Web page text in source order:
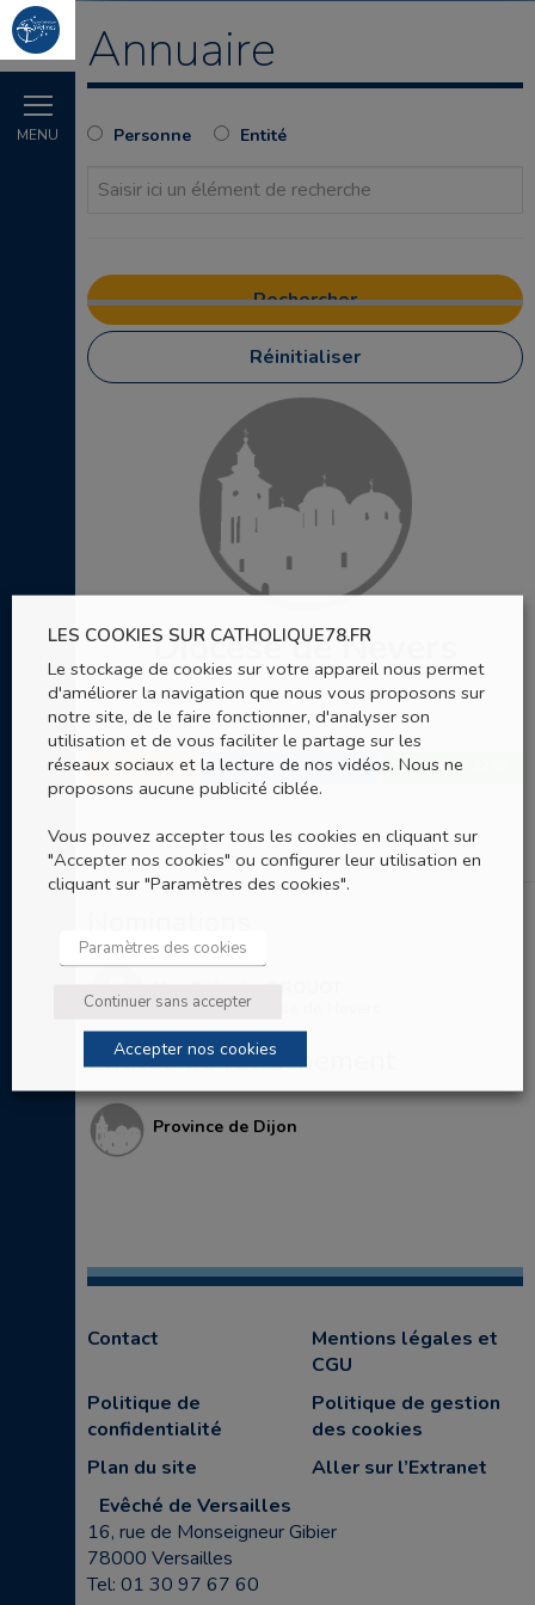
MENU
Annuaire
Personne Entité
Réinitialiser
Diocèse de Nevers
30, rue Saint-Benin
Nevers
SITE WEB ENVOYER UN EMAIL 03 86 61 29 65
Evêque du Diocèse de Nevers
Entités de rattachement
Province de Dijon
Contact
Mentions légales et
CGU
Politique de
confidentialité
Politique de gestion
des cookies
Plan du site
Aller sur l’Extranet
Evêché de Versailles
16, rue de Monseigneur Gibier
78000 Versailles
Tel: 01 30 97 67 60
LES COOKIES SUR CATHOLIQUE78.FR
Le stockage de cookies sur votre appareil nous permet
d'améliorer la navigation que nous vous proposons sur
notre site, de le faire fonctionner, d'analyser son
utilisation et de vous faciliter le partage sur les
réseaux sociaux et la lecture de nos vidéos. Nous ne
proposons aucune publicité ciblée.
Vous pouvez accepter tous les cookies en cliquant sur
"Accepter nos cookies" ou configurer leur utilisation en
cliquant sur "Paramètres des cookies".
Paramètres des cookies
Continuer sans accepter
Accepter nos cookies